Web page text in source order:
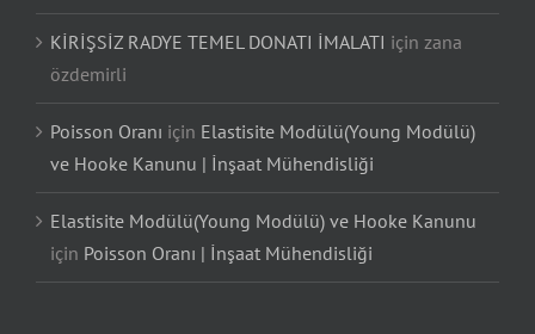
KİRİŞSİZ RADYE TEMEL DONATI İMALATI için zana
özdemirli
Poisson Oranı için Elastisite Modülü(Young Modülü)
ve Hooke Kanunu | İnşaat Mühendisliği
Elastisite Modülü(Young Modülü) ve Hooke Kanunu
için Poisson Oranı | İnşaat Mühendisliği